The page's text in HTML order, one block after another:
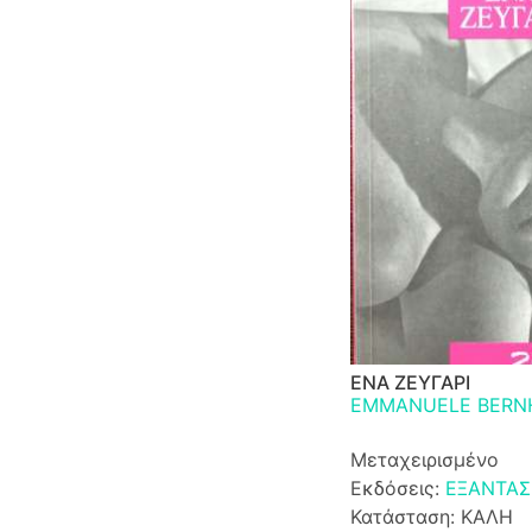
ΕΝΑ ΖΕΥΓΑΡΙ
EMMANUELE
Μεταχειρισμένο
Εκδόσεις: ΕΞΑΝΤΑΣ
Κατάσταση: ΚΑΛΗ